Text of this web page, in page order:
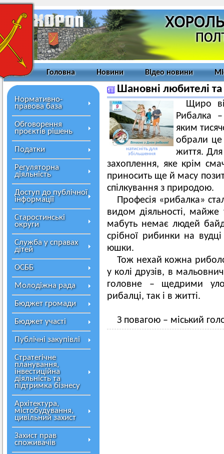
Головна Новини Відео новини
Нормативно-
правова база
Обговорення
проєктів рішень
Податки
Регуляторна
діяльність
Доступ до публічної
інформації
Старостинські
округи
Служба у справах
дітей
ОСББ
Молодіжна рада
Бюджет громади
Бюджет участі
Публічні закупівлі
Стратегічне
планування,
інвестиційна
діяльність та
підтримка бізнесу
Архітектура,
містобудування,
цивільний захист
Захист прав
споживачів
Шановні любителі
натисніть для
збільшення
Щиро
Рибалка
яким
обрали це
життя. Для
захоплення, яке крім
приносить ще й масу
спілкування з природою.
Професія «рибалка»
видом діяльності, майже
мабуть немає людей
срібної рибинки на
юшки.
Тож нехай кожна
у колі друзів, в
головне – щедрими
рибалці, так і в житті.
З повагою – міський